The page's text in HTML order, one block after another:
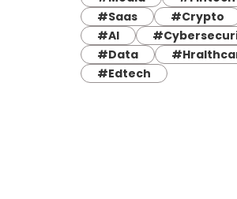
#Saas
#Crypto
#AI
#Data
#Edtech